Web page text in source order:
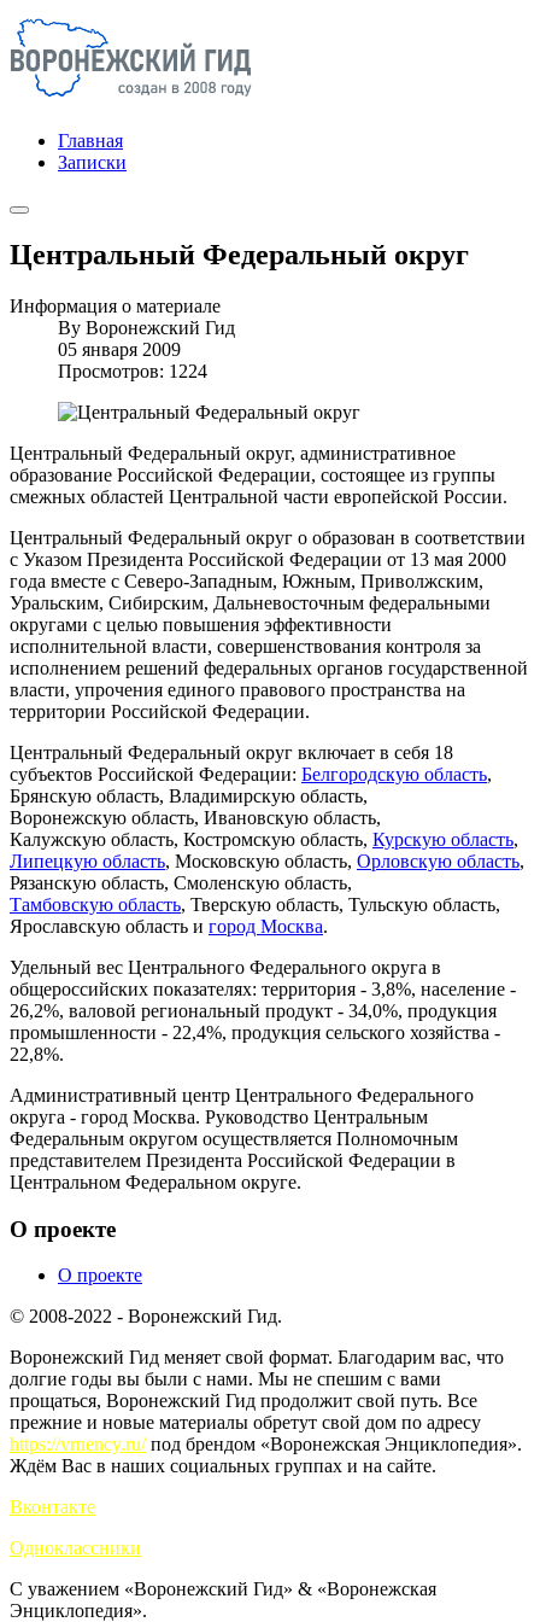
Главная
Записки
Центральный Федеральный округ
Информация о материале
By Воронежский Гид
05 января 2009
Просмотров: 1224
Центральный Федеральный округ, административное
образование Российской Федерации, состоящее из группы
смежных областей Центральной части европейской России.
Центральный Федеральный округ о образован в соответствии
с Указом Президента Российской Федерации от 13 мая 2000
года вместе с Северо-Западным, Южным, Приволжским,
Уральским, Сибирским, Дальневосточным федеральными
округами с целью повышения эффективности
исполнительной власти, совершенствования контроля за
исполнением решений федеральных органов государственной
власти, упрочения единого правового пространства на
территории Российской Федерации.
Центральный Федеральный округ включает в себя 18
субъектов Российской Федерации: Белгородскую область,
Брянскую область, Владимирскую область,
Воронежскую область, Ивановскую область,
Калужскую область, Костромскую область, Курскую область,
Липецкую область, Московскую область, Орловскую область,
Рязанскую область, Смоленскую область,
Тамбовскую область, Тверскую область, Тульскую область,
Ярославскую область и город Москва.
Удельный вес Центрального Федерального округа в
общероссийских показателях: территория - 3,8%, население -
26,2%, валовой региональный продукт - 34,0%, продукция
промышленности - 22,4%, продукция сельского хозяйства -
22,8%.
Административный центр Центрального Федерального
округа - город Москва. Руководство Центральным
Федеральным округом осуществляется Полномочным
представителем Президента Российской Федерации в
Центральном Федеральном округе.
О проекте
О проекте
© 2008-2022 - Воронежский Гид.
Воронежский Гид меняет свой формат. Благодарим вас, что
долгие годы вы были с нами. Мы не спешим с вами
прощаться, Воронежский Гид продолжит свой путь. Все
прежние и новые материалы обретут свой дом по адресу
https://vrnency.ru/под брендом «Воронежская Энциклопедия».
Ждём Вас в наших социальных группах и на сайте.
Вконтакте
Одноклассники
С уважением «Воронежский Гид» & «Воронежская
Энциклопедия».